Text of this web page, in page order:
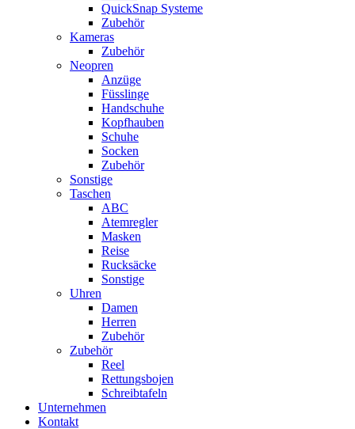
QuickSnap Systeme
Zubehör
Kameras
Zubehör
Neopren
Anzüge
Füsslinge
Handschuhe
Kopfhauben
Schuhe
Socken
Zubehör
Sonstige
Taschen
ABC
Atemregler
Masken
Reise
Rucksäcke
Sonstige
Uhren
Damen
Herren
Zubehör
Zubehör
Reel
Rettungsbojen
Schreibtafeln
Unternehmen
Kontakt